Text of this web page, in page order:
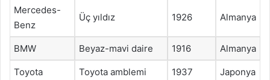
Mercedes-
Benz
Üç yıldız 1926 Almanya
BMW Beyaz-mavi daire 1916 Almanya
Toyota Toyota amblemi 1937 Japonya